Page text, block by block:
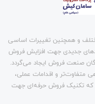
و همچنین تغییرات اساسی
جدیدی جهت افزایش فروش
صنعت فروش ایجاد می‌گردد.
و اقدامات عملی،
که تکنیک فروش حرفه‌ای جهت